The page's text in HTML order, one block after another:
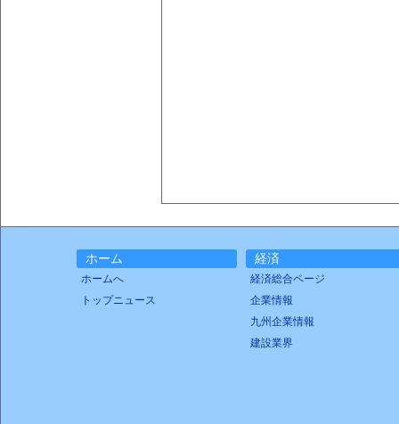
ホーム
ホームへ
トップニュース
経済
経済総合ページ
企業情報
九州企業情報
建設業界